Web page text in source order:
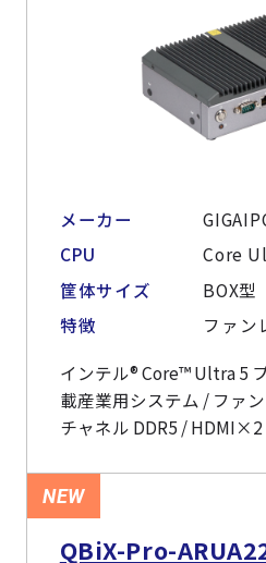
メーカー
CPU
Core
筐体サイズ
BOX型
特徴
ファン
インテル® Core™ Ultra 5
載産業用システム / ファ
チャネル DDR5 / HDMI×2
NEW
QBiX-Pro-